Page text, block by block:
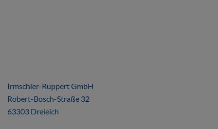
Irmschler-Ruppert GmbH
Robert-Bosch-Straße 32
63303 Dreieich